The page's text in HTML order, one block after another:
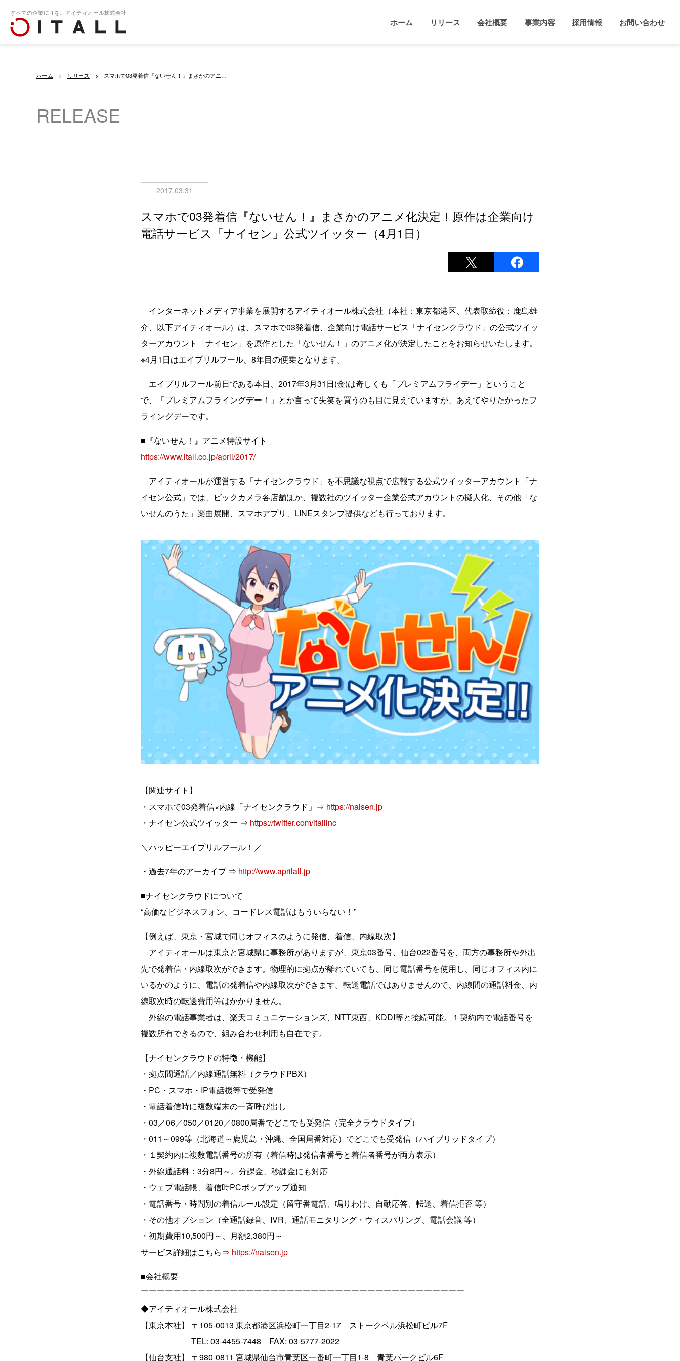
すべての企業にITを。アイティオール株式会社
ホーム リリース 会社概要 事業内容 採用情報 お問い合わせ
ホーム リリース スマホで03発着信『ないせん！』まさかのアニ…
RELEASE
2017.03.31
スマホで03発着信『ないせん！』まさかのアニメ化決定！原作は企業向け
電話サービス「ナイセン」公式ツイッター（4月1日）
インターネットメディア事業を展開するアイティオール株式会社（本社：東京都港区、代表取締役：鹿島雄
介、以下アイティオール）は、スマホで03発着信、企業向け電話サービス「ナイセンクラウド」の公式ツイッ
ターアカウント「ナイセン」を原作とした「ないせん！」のアニメ化が決定したことをお知らせいたします。
※4月1日はエイプリルフール、8年目の便乗となります。
エイプリルフール前日である本日、2017年3月31日(金)は奇しくも「プレミアムフライデー」ということ
で、「プレミアムフライングデー！」とか言って失笑を買うのも目に見えていますが、あえてやりたかったフ
ライングデーです。
■『ないせん！』アニメ特設サイト
https://www.itall.co.jp/april/2017/
アイティオールが運営する「ナイセンクラウド」を不思議な視点で広報する公式ツイッターアカウント「ナ
イセン公式」では、ビックカメラ各店舗ほか、複数社のツイッター企業公式アカウントの擬人化、その他「な
いせんのうた」楽曲展開、スマホアプリ、LINEスタンプ提供なども行っております。
【関連サイト】
・スマホで03発着信×内線「ナイセンクラウド」⇒ https://naisen.jp
・ナイセン公式ツイッター ⇒ https://twitter.com/itallinc
＼ハッピーエイプリルフール！／
・過去7年のアーカイブ ⇒ http://www.aprilall.jp
■ナイセンクラウドについて
“高価なビジネスフォン、コードレス電話はもういらない！”
【例えば、東京・宮城で同じオフィスのように発信、着信、内線取次】
アイティオールは東京と宮城県に事務所がありますが、東京03番号、仙台022番号を、両方の事務所や外出
先で発着信・内線取次ができます。物理的に拠点が離れていても、同じ電話番号を使用し、同じオフィス内に
いるかのように、電話の発着信や内線取次ができます。転送電話ではありませんので、内線間の通話料金、内
線取次時の転送費用等はかかりません。
外線の電話事業者は、楽天コミュニケーションズ、NTT東西、KDDI等と接続可能。１契約内で電話番号を
複数所有できるので、組み合わせ利用も自在です。
【ナイセンクラウドの特徴・機能】
・拠点間通話／内線通話無料（クラウドPBX）
・PC・スマホ・IP電話機等で受発信
・電話着信時に複数端末の一斉呼び出し
・03／06／050／0120／0800局番でどこでも受発信（完全クラウドタイプ）
・011～099等（北海道～鹿児島・沖縄、全国局番対応）でどこでも受発信（ハイブリッドタイプ）
・１契約内に複数電話番号の所有（着信時は発信者番号と着信者番号が両方表示）
・外線通話料：3分8円～。分課金、秒課金にも対応
・ウェブ電話帳、着信時PCポップアップ通知
・電話番号・時間別の着信ルール設定（留守番電話、鳴りわけ、自動応答、転送、着信拒否 等）
・その他オプション（全通話録音、IVR、通話モニタリング・ウィスパリング、電話会議 等）
・初期費用10,500円～、月額2,380円～
サービス詳細はこちら⇒ https://naisen.jp
■会社概要
￣￣￣￣￣￣￣￣￣￣￣￣￣￣￣￣￣￣￣￣￣￣￣￣￣￣￣￣￣￣￣￣￣￣￣￣￣￣￣￣
◆アイティオール株式会社
【東京本社】 〒105-0013 東京都港区浜松町一丁目2-17 ストークベル浜松町ビル7F
TEL: 03-4455-7448 FAX: 03-5777-2022
【仙台支社】 〒980-0811 宮城県仙台市青葉区一番町一丁目1-8 青葉パークビル6F